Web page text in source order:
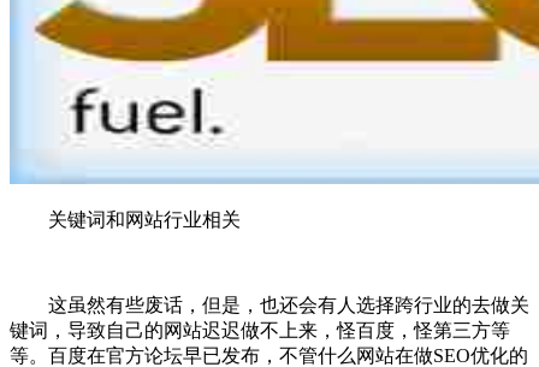
关键词和网站行业相关
这虽然有些废话，但是，也还会有人选择跨行业的去做关
键词，导致自己的网站迟迟做不上来，怪百度，怪第三方等
等。百度在官方论坛早已发布，不管什么网站在做SEO优化的